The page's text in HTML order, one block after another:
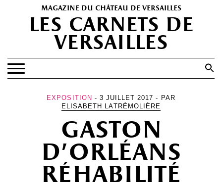
magazine du château de versailles
les carnets de
versailles
Search Button
EXPOSITIONS
PATRIMOINE
SPECTACLES
PORTFOLIOS
HISTOIRE(S)
EXPOSITION - 3 JUILLET 2017 - PAR
ELISABETH LATRÉMOLIÈRE
gaston
d’orléans
réhabilité